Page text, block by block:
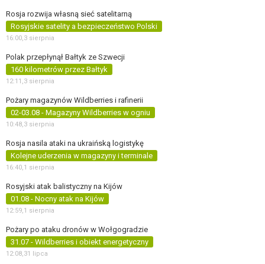
Rosja rozwija własną sieć satelitarną
Rosyjskie satelity a bezpieczeństwo Polski
16:00,3 sierpnia
Polak przepłynął Bałtyk ze Szwecji
160 kilometrów przez Bałtyk
12:11,3 sierpnia
Pożary magazynów Wildberries i rafinerii
02-03.08 - Magazyny Wildberries w ogniu
10:48,3 sierpnia
Rosja nasila ataki na ukraińską logistykę
Kolejne uderzenia w magazyny i terminale
16:40,1 sierpnia
Rosyjski atak balistyczny na Kijów
01.08 - Nocny atak na Kijów
12:59,1 sierpnia
Pożary po ataku dronów w Wołgogradzie
31.07 - Wildberries i obiekt energetyczny
12:08,31 lipca